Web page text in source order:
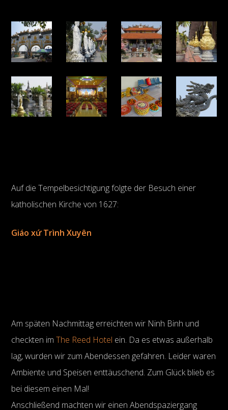
Auf die Tempelbesichtigung folgte der Besuch einer
katholischen Kirche von 1627:
Giáo xứ Trình Xuyên
Am späten Nachmittag erreichten wir Ninh Binh und
checkten imThe Reed Hotel ein. Da es etwas außerhalb
lag, wurden wir zum Abendessen gefahren. Leider waren
Ambiente und Speisen enttäuschend. Zum Glück blieb es
bei diesem einen Mal!
Anschließend machten wir einen Abendspaziergang